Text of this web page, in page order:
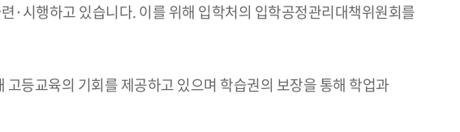
·시행하고 있습니다. 이를 위해 입학처의 입학공정관리대책위원회를
등교육의 기회를 제공하고 있으며 학습권의 보장을 통해 학업과